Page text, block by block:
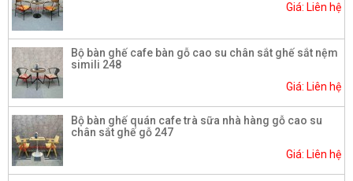
Giá: Liên hệ
Bộ bàn ghế cafe bàn gỗ cao su chân sắt ghế sắt nệm
simili 248
Giá: Liên hệ
Bộ bàn ghế quán cafe trà sữa nhà hàng gỗ cao su
chân sắt ghế gỗ 247
Giá: Liên hệ